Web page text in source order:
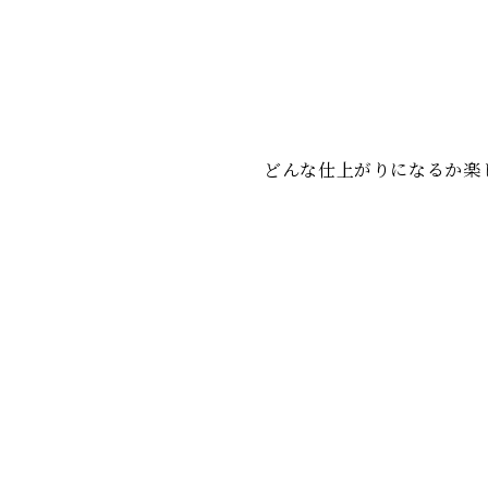
どんな仕上がりになるか楽